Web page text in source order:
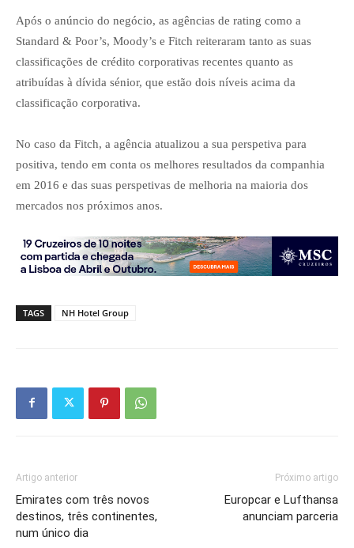
Após o anúncio do negócio, as agências de rating como a
Standard & Poor’s, Moody’s e Fitch reiteraram tanto as suas
classificações de crédito corporativas recentes quanto as
atribuídas à dívida sénior, que estão dois níveis acima da
classificação corporativa.
No caso da Fitch, a agência atualizou a sua perspetiva para
positiva, tendo em conta os melhores resultados da companhia
em 2016 e das suas perspetivas de melhoria na maioria dos
mercados nos próximos anos.
TAGS NH Hotel Group
Artigo anterior
Emirates com três novos
destinos, três continentes,
num único dia
Próximo artigo
Europcar e Lufthansa
anunciam parceria